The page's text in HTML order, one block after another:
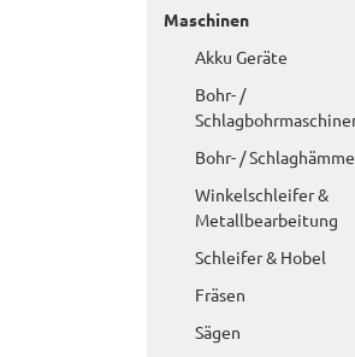
Maschinen
Akku Geräte
Bohr- /
Bohr- /
Winkelschleifer &
Metallbearbeitung
Schleifer & Hobel
Fräsen
Sägen